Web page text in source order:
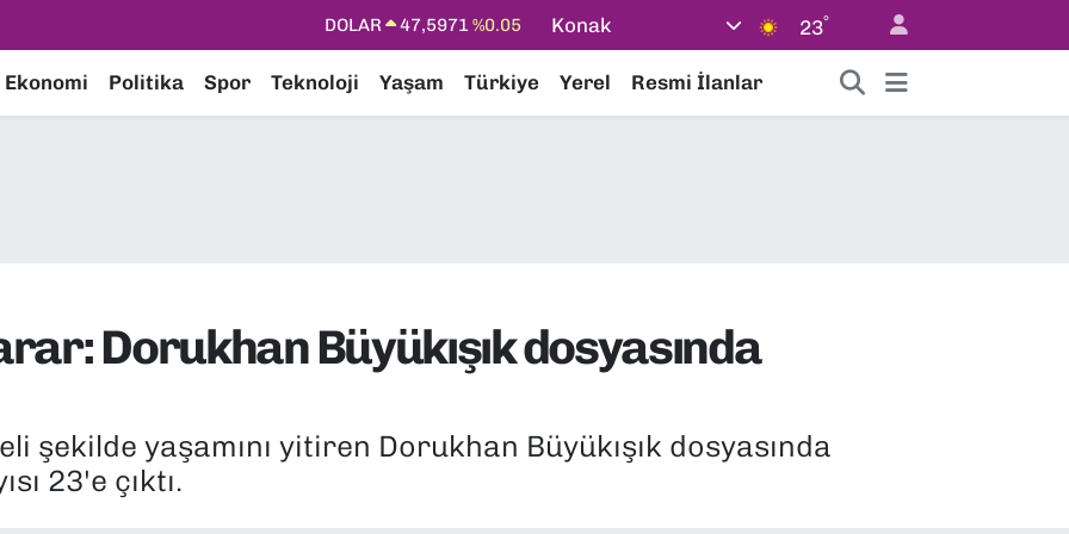
DOLAR 47,5971%0.05
STERLİN
64,2534%0.22
Konak 23°
Ekonomi Politika Spor Teknoloji Yaşam Türkiye Yerel Resmi İlanlar
Dorukhan Büyükışık dosyasında
şekilde yaşamını yitiren Dorukhan Büyükışık dosyasında
23'e çıktı.